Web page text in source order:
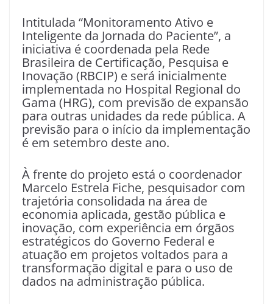
Intitulada “Monitoramento Ativo e
Inteligente da Jornada do Paciente”, a
iniciativa é coordenada pela Rede
Brasileira de Certificação, Pesquisa e
Inovação (RBCIP) e será inicialmente
implementada no Hospital Regional do
Gama (HRG), com previsão de expansão
para outras unidades da rede pública. A
previsão para o início da implementação
é em setembro deste ano.
À frente do projeto está o coordenador
Marcelo Estrela Fiche, pesquisador com
trajetória consolidada na área de
economia aplicada, gestão pública e
inovação, com experiência em órgãos
estratégicos do Governo Federal e
atuação em projetos voltados para a
transformação digital e para o uso de
dados na administração pública.